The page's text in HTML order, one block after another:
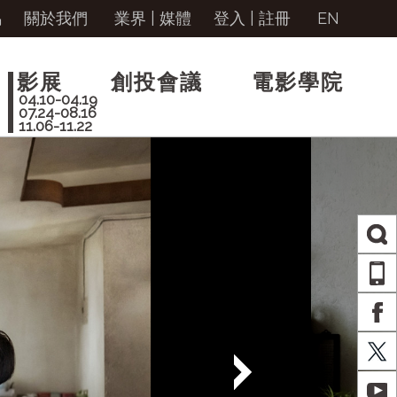
關於我們 業界 | 媒體 登入 註冊 EN
影展
04.10-04.19
07.24-08.16
11.06-11.22
創投會議 電影學院
X